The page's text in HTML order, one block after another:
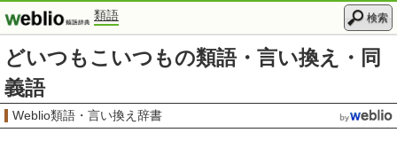
類語 検索
どいつもこいつもの類語・言い換え・同
義語
Weblio類語・言い換え辞書